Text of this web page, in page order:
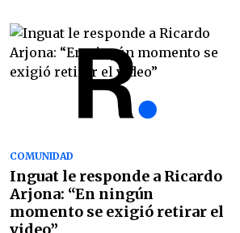
COMUNIDAD
Inguat le responde a Ricardo
Arjona: “En ningún
momento se exigió retirar el